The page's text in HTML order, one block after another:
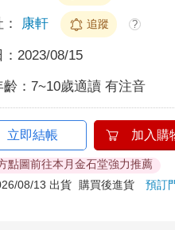
康軒 追蹤 ?
2023/08/15
齡：7~10歲適讀 有注音
立即結帳 加入購
點圖前往本月金石堂強力推薦
08/13 出貨
購買後進貨預訂